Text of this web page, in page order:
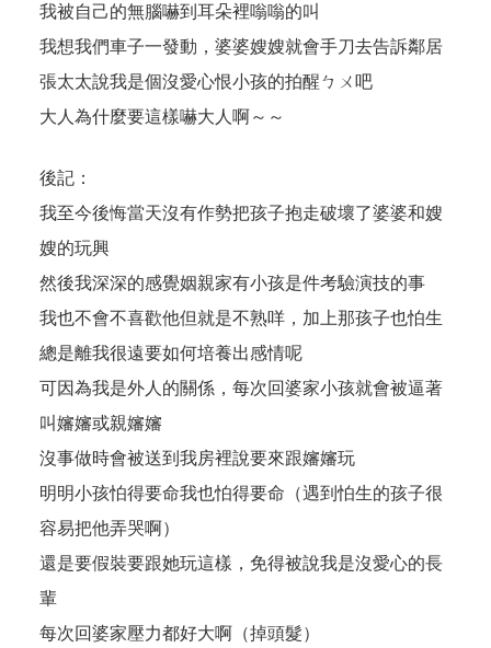
我被自己的無腦嚇到耳朵裡嗡嗡的叫
我想我們車子一發動，婆婆嫂嫂就會手刀去告訴鄰居
張太太說我是個沒愛心恨小孩的拍醒ㄅㄨ吧
大人為什麼要這樣嚇大人啊～～
後記：
我至今後悔當天沒有作勢把孩子抱走破壞了婆婆和嫂
嫂的玩興
然後我深深的感覺姻親家有小孩是件考驗演技的事
我也不會不喜歡他但就是不熟咩，加上那孩子也怕生
總是離我很遠要如何培養出感情呢
可因為我是外人的關係，每次回婆家小孩就會被逼著
叫嬸嬸或親嬸嬸
沒事做時會被送到我房裡說要來跟嬸嬸玩
明明小孩怕得要命我也怕得要命（遇到怕生的孩子很
容易把他弄哭啊）
還是要假裝要跟她玩這樣，免得被說我是沒愛心的長
輩
每次回婆家壓力都好大啊（掉頭髮）